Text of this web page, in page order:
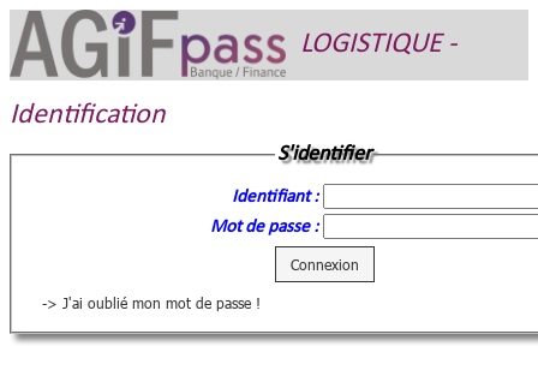
LOGISTIQUE -
Identification
S'identifier
Identifiant :
Mot de passe :
-> J'ai oublié mon mot de passe !